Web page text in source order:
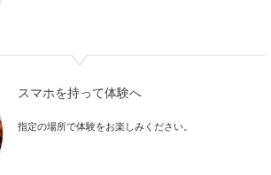
スマホを持って体験へ
指定の場所で体験をお楽しみください。